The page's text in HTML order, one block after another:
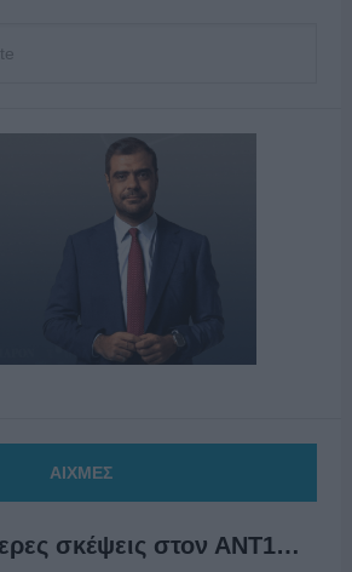
ΑΙΧΜΕΣ
σκέψεις στον ΑΝΤ1…